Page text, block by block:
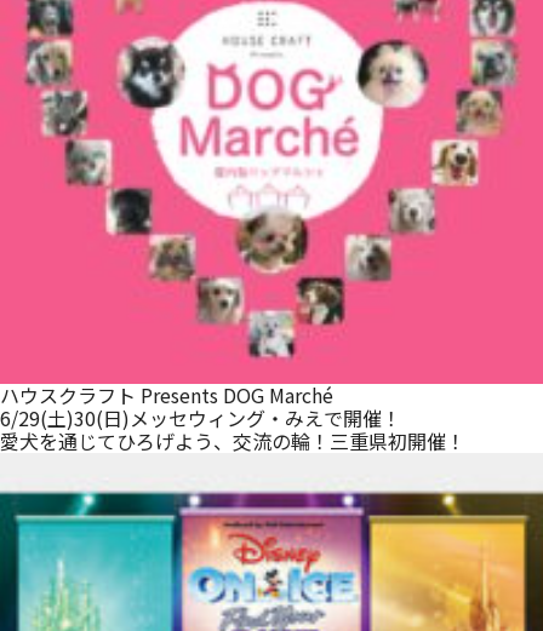
ハウスクラフト Presents DOG Marché
6/29(土)30(日)メッセウィング・みえで開催！
愛犬を通じてひろげよう、交流の輪！三重県初開催！